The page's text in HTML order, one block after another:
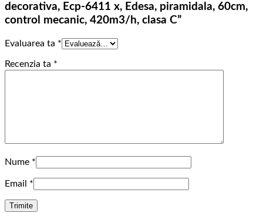
decorativa, Ecp-6411 x, Edesa, piramidala, 60cm,
control mecanic, 420m3/h, clasa C”
Evaluarea ta *
Recenzia ta *
Nume *
Email *